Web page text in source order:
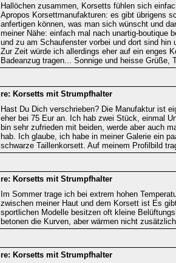
Hallöchen zusammen, Korsetts fühlen sich
Apropos Korsettmanufakturen: es gibt übrigens
anfertigen können, was man sich wünscht und
meiner Nähe: einfach mal nach unartig-boutique
und zu am Schaufenster vorbei und dort sind hin
Zur Zeit würde ich allerdings eher auf ein enges
Badeanzug tragen... Sonnige und heisse Grüße,
re: Korsetts mit Strumpfhalter
Hast Du Dich verschrieben? Die Manufaktur ist
eher bei 75 Eur an. Ich hab zwei Stück, einmal
bin sehr zufrieden mit beiden, werde aber auch
hab. Ich glaube, ich habe in meiner Galerie ein
schwarze Taillenkorsett. Auf meinem Profilbild
re: Korsetts mit Strumpfhalter
Im Sommer trage ich bei extrem hohen
zwischen meiner Haut und dem Korsett ist Es
sportlichen Modelle besitzen oft kleine
betonen die Kurven, aber wärmen nicht
re: Korsetts mit Strumpfhalter